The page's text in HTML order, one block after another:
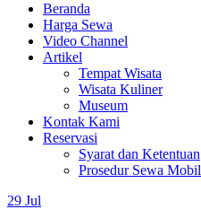
Beranda
Harga Sewa
Video Channel
Artikel
Tempat Wisata
Wisata Kuliner
Museum
Kontak Kami
Reservasi
Syarat dan Ketentuan
Prosedur Sewa Mobil
29 Jul